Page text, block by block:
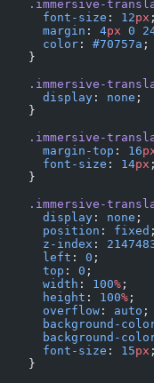
.immersive-
      font-size
: 12px ;
      margin
: 4px 0
      color
: #70757a ;
    }
.immersive-
      display
: none ;
    }
.immersive-
      margin-top
: 16
      font-size
: 14px ;
    }
.immersive-
      display
: none ;
      position
: fixed ;
      z-index
:
      left
: 0 ;
      top
: 0 ;
      width
: 100% ;
      height
: 100% ;
      overflow
: auto ;
background-
background-
      font-size
: 15px ;
    }